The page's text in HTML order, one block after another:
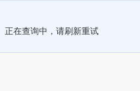
正在查询中，请刷新重试